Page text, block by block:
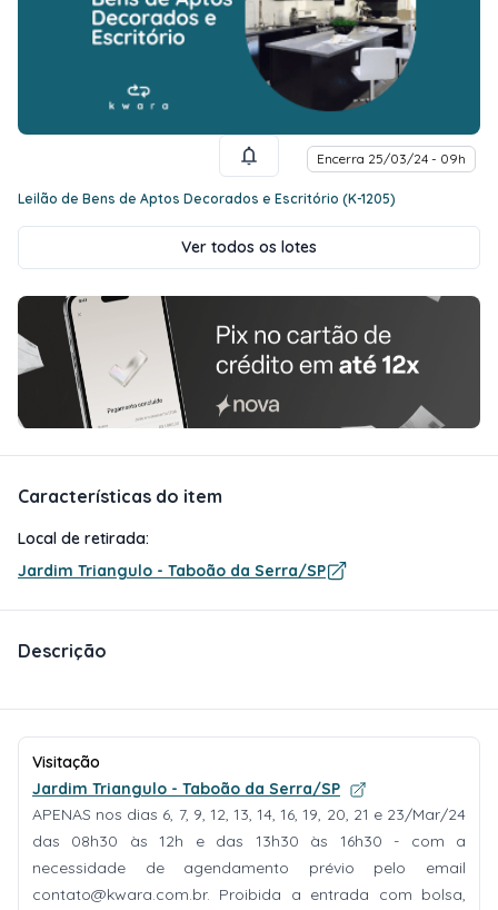
Encerra 25/03/24 - 09h
Leilão de Bens de Aptos Decorados e Escritório (K-1205)
Ver todos os lotes
Características do item
Local de retirada:
Jardim Triangulo - Taboão da Serra/SP
Descrição
Visitação
Jardim Triangulo - Taboão da Serra/SP
APENAS nos dias 6, 7, 9, 12, 13, 14, 16, 19, 20, 21 e 23/Mar/24
das 08h30 às 12h e das 13h30 às 16h30 - com a
necessidade de agendamento prévio pelo email
contato@kwara.com.br. Proibida a entrada com bolsa,